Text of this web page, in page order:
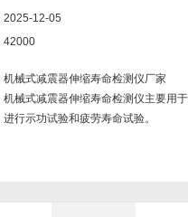
2025-12-05
42000
机械式减震器伸缩寿命检测仪厂家
机械式减震器伸缩寿命检测仪主要用
进行示功试验和疲劳寿命试验。